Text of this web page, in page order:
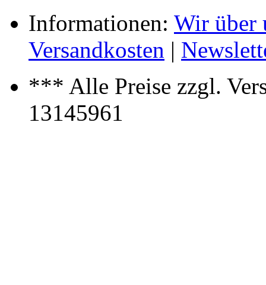
Informationen: Wir über
Versandkosten |
*** Alle Preise zzgl.
13145961